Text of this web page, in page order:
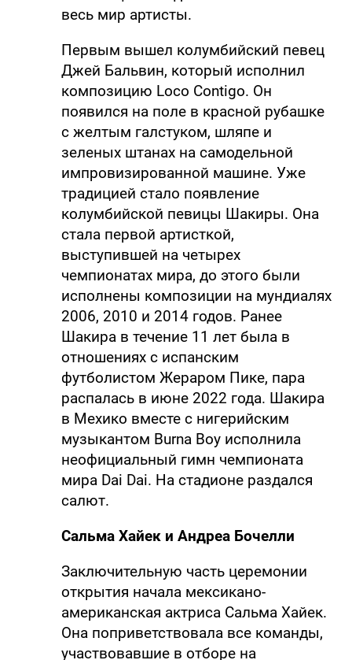
весь мир артисты.
Первым вышел колумбийский певец
Джей Бальвин, который исполнил
композицию Loco Contigo. Он
появился на поле в красной рубашке
с желтым галстуком, шляпе и
зеленых штанах на самодельной
импровизированной машине. Уже
традицией стало появление
колумбийской певицы Шакиры. Она
стала первой артисткой,
выступившей на четырех
чемпионатах мира, до этого были
исполнены композиции на мундиалях
2006, 2010 и 2014 годов. Ранее
Шакира в течение 11 лет была в
отношениях с испанским
футболистом Жераром Пике, пара
распалась в июне 2022 года. Шакира
в Мехико вместе с нигерийским
музыкантом Burna Boy исполнила
неофициальный гимн чемпионата
мира Dai Dai. На стадионе раздался
салют.
Сальма Хайек и Андреа Бочелли
Заключительную часть церемонии
открытия начала мексикано-
американская актриса Сальма Хайек.
Она поприветствовала все команды,
участвовавшие в отборе на